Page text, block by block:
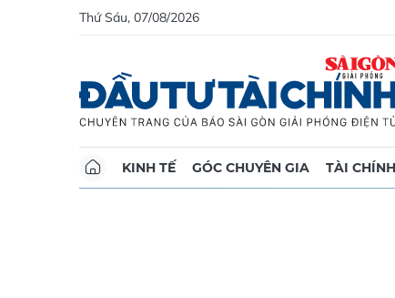
Thứ Sáu, 07/08/2026
KINH TẾ GÓC CHUYÊN GIA TÀI CHÍNH